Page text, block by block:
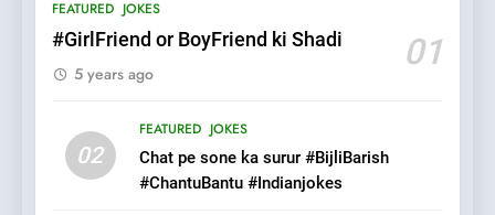
FEATURED JOKES
#GirlFriend or BoyFriend ki Shadi 01
5 years ago
02
FEATURED JOKES
Chat pe sone ka surur #BijliBarish
#ChantuBantu #Indianjokes
Mera Naam Main Tera Naam
Tu Batao..
FEATURED JOKES